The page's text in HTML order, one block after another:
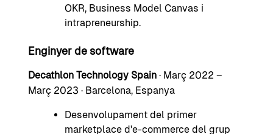
OKR, Business Model Canvas i
intrapreneurship.
Enginyer de software
Decathlon Technology Spain · Març 2022 –
Març 2023 · Barcelona, Espanya
Desenvolupament del primer
marketplace d'e-commerce del grup